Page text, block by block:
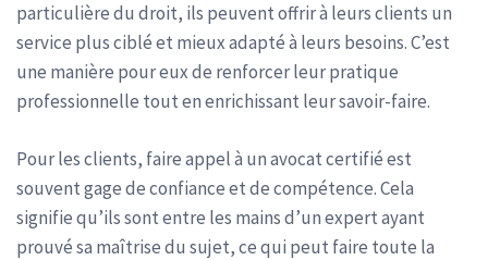
particulière du droit, ils peuvent offrir à leurs clients un
service plus ciblé et mieux adapté à leurs besoins. C’est
une manière pour eux de renforcer leur pratique
professionnelle tout en enrichissant leur savoir-faire.
Pour les clients, faire appel à un avocat certifié est
souvent gage de confiance et de compétence. Cela
signifie qu’ils sont entre les mains d’un expert ayant
prouvé sa maîtrise du sujet, ce qui peut faire toute la